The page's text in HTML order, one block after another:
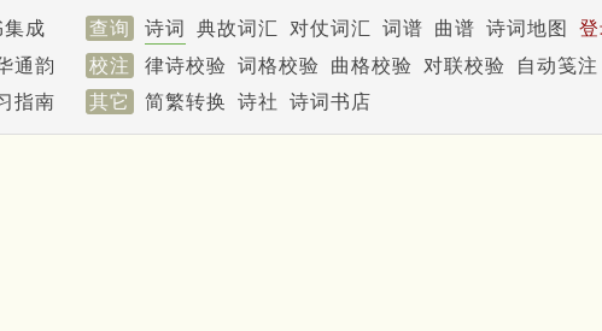
集成 查询 诗词 典故词汇 对仗词汇 词谱 曲谱 诗词地图
通韵 校注 律诗校验 词格校验 曲格校验 对联校验
自动笺注
指南 其它 简繁转换 诗社 诗词书店